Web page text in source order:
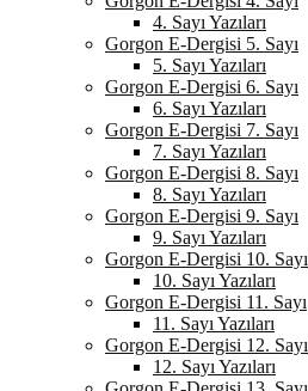
4. Sayı Yazıları
Gorgon E-Dergisi 5. Sayı
5. Sayı Yazıları
Gorgon E-Dergisi 6. Sayı
6. Sayı Yazıları
Gorgon E-Dergisi 7. Sayı
7. Sayı Yazıları
Gorgon E-Dergisi 8. Sayı
8. Sayı Yazıları
Gorgon E-Dergisi 9. Sayı
9. Sayı Yazıları
Gorgon E-Dergisi 10. Sayı
10. Sayı Yazıları
Gorgon E-Dergisi 11. Sayı
11. Sayı Yazıları
Gorgon E-Dergisi 12. Sayı
12. Sayı Yazıları